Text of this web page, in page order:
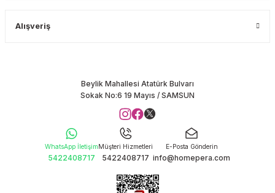
Alışveriş
Beylik Mahallesi Atatürk Bulvarı
Sokak No:6 19 Mayıs / SAMSUN
WhatsApp İletişim
5422408717
Müşteri Hizmetleri
5422408717
E-Posta Gönderin
info@homepera.com